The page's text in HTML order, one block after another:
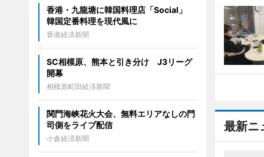
最新ニ
香港・九龍塘に韓国料理店「Social」
韓国定番料理を現代風に
香港経済新聞
SC相模原、熊本と引き分け J3リーグ
開幕
相模原町田経済新聞
関門海峡花火大会、無料エリアなしの門
司側をライブ配信
小倉経済新聞